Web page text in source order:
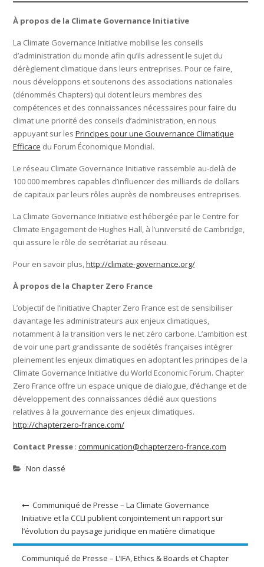
À propos de la Climate Governance Initiative
La Climate Governance Initiative mobilise les conseils
d’administration du monde afin qu’ils adressent le sujet du
dérèglement climatique dans leurs entreprises. Pour ce faire,
nous développons et soutenons des associations nationales
(dénommés Chapters) qui dotent leurs membres des
compétences et des connaissances nécessaires pour faire du
climat une priorité des conseils d’administration, en nous
appuyant sur les Principes pour une Gouvernance Climatique
Efficace du Forum Économique Mondial.
Le réseau Climate Governance Initiative rassemble au-delà de
100 000 membres capables d’influencer des milliards de dollars
de capitaux par leurs rôles auprès de nombreuses entreprises.
La Climate Governance Initiative est hébergée par le Centre for
Climate Engagement de Hughes Hall, à l’université de Cambridge,
qui assure le rôle de secrétariat au réseau.
Pour en savoir plus,http://climate-governance.org/
À propos de la Chapter Zero France
L’objectif de l’initiative Chapter Zero France est de sensibiliser
davantage les administrateurs aux enjeux climatiques,
notamment à la transition vers le net zéro carbone. L’ambition est
de voir une part grandissante de sociétés françaises intégrer
pleinement les enjeux climatiques en adoptant les principes de la
Climate Governance Initiative du World Economic Forum. Chapter
Zero France offre un espace unique de dialogue, d’échange et de
développement des connaissances dédié aux questions
relatives à la gouvernance des enjeux climatiques.
http://chapterzero-france.com/
Contact Presse : communication@chapterzero-france.com
Non classé
Navigation
de
l’article
Communiqué de Presse – La Climate Governance
Initiative et la CCLI publient conjointement un rapport sur
l’évolution du paysage juridique en matière climatique
Communiqué de Presse – L’IFA, Ethics & Boards et Chapter